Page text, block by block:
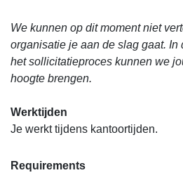
We kunnen op dit moment niet
organisatie je aan de slag gaat. In
het sollicitatieproces kunnen we
hoogte brengen.
Werktijden
Je werkt tijdens kantoortijden.
Requirements